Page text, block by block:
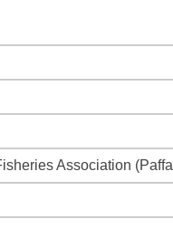
Association